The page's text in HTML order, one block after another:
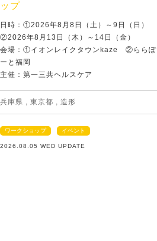
ップ
日時：①2026年8月8日（土）～9日（日）
②2026年8月13日（木）～14日（金）
会場：①イオンレイクタウンkaze ②ららぽ
ーと福岡
主催：第一三共ヘルスケア
兵庫県 , 東京都 , 造形
ワークショップ イベント
2026.08.05 WED UPDATE